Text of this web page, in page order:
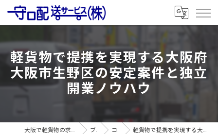
軽貨物で提携を実現する大阪府
大阪市生野区の安定案件と独立
開業ノウハウ
大阪で軽貨物の求人なら守口配送サービス株式会社 ブログ コラム 軽貨物で提携を実現する大阪府大阪市生野区の安定案件と独立開業ノウハウ